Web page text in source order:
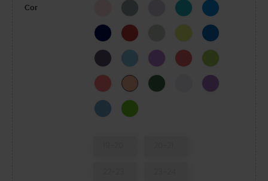
Cor Pink MilkConcreteLavandaTurbo TealCobalto
NAVY Pimenta SHITAKEAcidity Oceano
DARK IRISVenetian Blue
Galaxy Melancia Neon
Limeade
Guava Electric Sunstone
Field GreenGrape IcePurple
Elite BlueCrocs Green